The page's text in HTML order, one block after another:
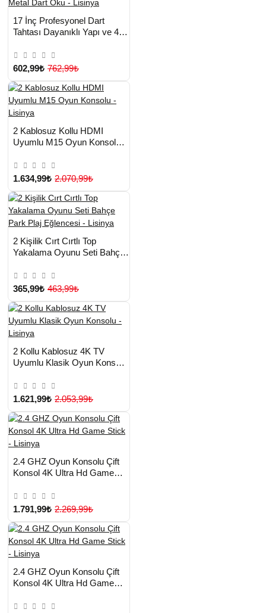
HIZLI
TESLİMAT
17 İnç Profesyonel Dart
Tahtası Dayanıklı Yapı ve 4
602,99₺ 762,99₺
TESLİMAT
2 Kablosuz Kollu HDMI
Uyumlu M15 Oyun Konsolu -
1.634,99₺ 2.070,99₺
TESLİMAT
2 Kişilik Cırt Cırtlı Top
Yakalama Oyunu Seti Bahçe
365,99₺ 463,99₺
TESLİMAT
2 Kollu Kablosuz 4K TV
Uyumlu Klasik Oyun Konsolu
1.621,99₺ 2.053,99₺
TESLİMAT
2.4 GHZ Oyun Konsolu Çift
Konsol 4K Ultra Hd Game
1.791,99₺ 2.269,99₺
TESLİMAT
2.4 GHZ Oyun Konsolu Çift
Konsol 4K Ultra Hd Game